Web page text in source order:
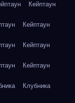
Кейптаун
Кейптаун
Кейптаун
Кейптаун
Клубника